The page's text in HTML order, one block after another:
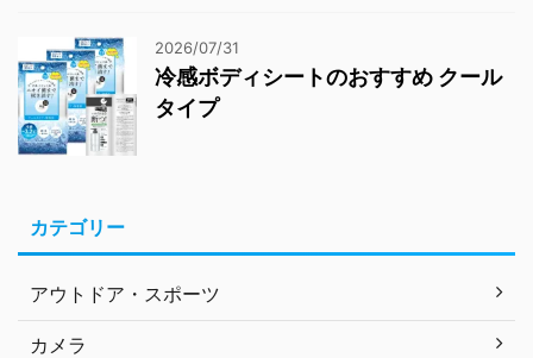
2026/07/31
冷感ボディシートのおすすめ クール
タイプ
カテゴリー
アウトドア・スポーツ
カメラ